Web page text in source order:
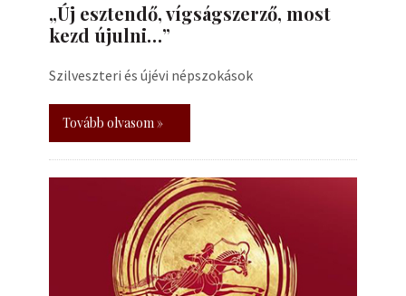
„Új esztendő, vígságszerző, most
kezd újulni…”
Szilveszteri és újévi népszokások
Tovább olvasom »